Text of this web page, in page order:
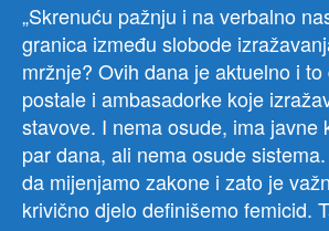
„Skrenuću pažnju i na verbalno
granica između slobode
mržnje? Ovih dana je aktuelno i
postale i ambasadorke koje
stavove. I nema osude, ima javne
par dana, ali nema osude
da mijenjamo zakone i zato je
krivično djelo definišemo femicid.